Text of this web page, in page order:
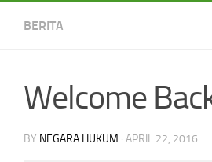
BERITA
Welcome
BY NEGARA HUKUM · APRIL 22, 2016